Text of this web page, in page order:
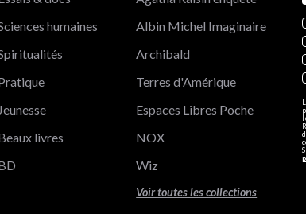
humaines
Jeunesse
livres
Albin Michel Imaginaire
Archibald
Terres d'Amérique
Espaces Libres Poche
NOX
Wiz
Voir toutes les collections